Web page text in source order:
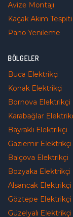
Avize Montajı
Kaçak Akım Tespiti
Pano Yenileme
BÖLGELER
Buca Elektrikçi
Konak Elektrikçi
Bornova Elektrikçi
Karabağlar
Bayraklı Elektrikçi
Gaziemir Elektrikçi
Balçova Elektrikçi
Bozyaka Elektrikçi
Alsancak Elektrikçi
Göztepe Elektrikçi
Güzelyalı Elektrikçi